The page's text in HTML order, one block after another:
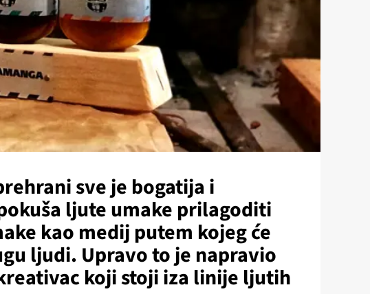
sve je bogatija i
ljute umake prilagoditi
kao medij putem kojeg će
ljudi. Upravo to je napravio
koji stoji iza linije ljutih